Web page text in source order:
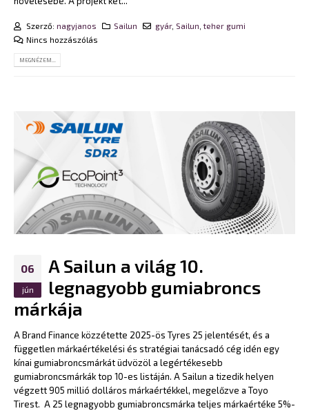
Szerző: nagyjanos Sailun gyár, Sailun ,teher gumi
Nincs hozzászólás
MEGNÉZEM...
06
jún
A Sailun a világ 10.
legnagyobb gumiabroncs
márkája
A Brand Finance közzétette 2025-ös Tyres 25 jelentését, és a
független márkaértékelési és stratégiai tanácsadó cég idén egy
kínai gumiabroncsmárkát üdvözöl a legértékesebb
gumiabroncsmárkák top 10-es listáján. A Sailun a tizedik helyen
végzett 905 millió dolláros márkaértékkel, megelőzve a Toyo
Tirest. A 25 legnagyobb gumiabroncsmárka teljes márkaértéke 5%-